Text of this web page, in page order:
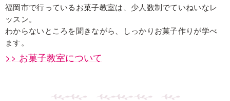
福岡市で行っているお菓子教室は、少人数制でていねいなレ
ッスン。
わからないところを聞きながら、しっかりお菓子作りが学べ
ます。
>> お菓子教室について